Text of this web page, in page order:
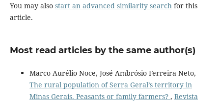
You may also start an advanced similarity search for this
article.
Most read articles by the same author(s)
Marco Aurélio Noce, José Ambrósio Ferreira Neto,
The rural population of Serra Geral’s territory in
Minas Gerais. Peasants or family farmers? , Revista